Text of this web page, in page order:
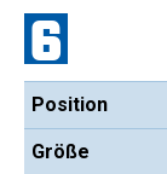
6
Position
Größe